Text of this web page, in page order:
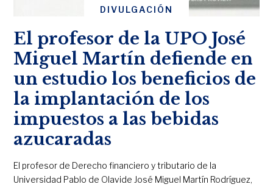
DIVULGACIÓN
El profesor de la UPO José
Miguel Martín defiende en
un estudio los beneficios de
la implantación de los
impuestos a las bebidas
azucaradas
El profesor de Derecho financiero y tributario de la
Universidad Pablo de Olavide José Miguel Martín Rodríguez,